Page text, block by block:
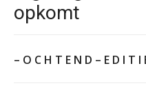
opkomt
– O C H T E N D – E D I T I